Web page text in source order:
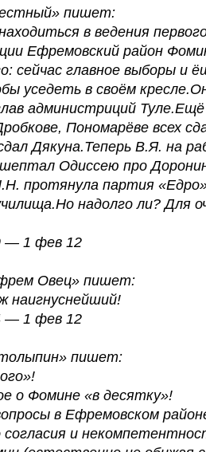
пишет:
в ведения
Ефремовский район
сейчас главное выборы и
уседеть в своём
администриций
Пономарёве всех
Дякуна.Теперь В.Я. на
Одиссею про
протянула партия
надолго ли? Для
— 1 фев 12
Овец» пишет:
наигнуснейший!
— 1 фев 12
пишет:
о Фомине «в десятку»!
в Ефремовском
согласия и